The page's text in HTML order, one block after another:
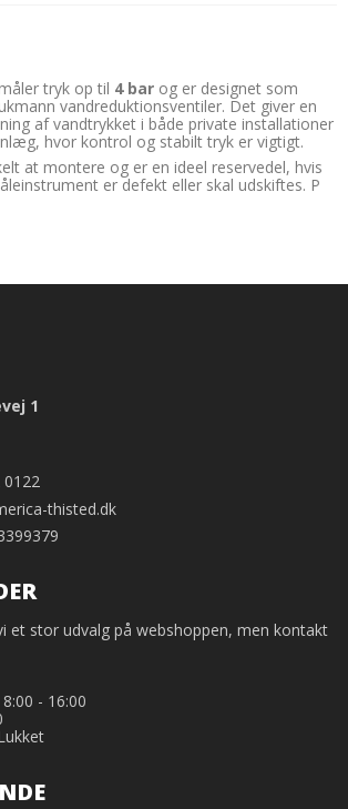
tryk op til 4 bar og er designet som
vandreduktionsventiler. Det giver en
af vandtrykket i både private installationer
hvor kontrol og stabilt tryk er vigtigt.
at montere og er en ideel reservedel, hvis
er defekt eller skal udskiftes. P
1
thisted.dk
et stor udvalg på webshoppen, men kontakt
- 16:00